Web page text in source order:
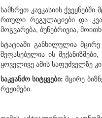
სამხრეთ კავკასიის
რთული რეგულაციები და
მოგვარება, ბუნებრივია,
სტატიაში განხილულია მცირე
შეფასებულია ის
ყოველივე ამის საფუძველზე
საკვანძო სიტყვები: მცირე
რეჟიმები.